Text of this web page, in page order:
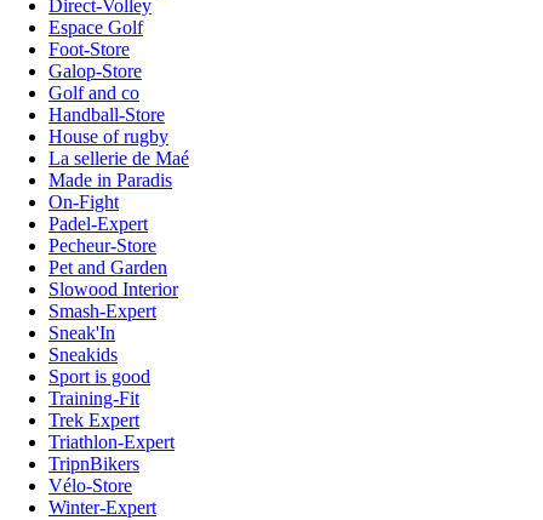
Direct-Volley
Espace Golf
Foot-Store
Galop-Store
Golf and co
Handball-Store
House of rugby
La sellerie de Maé
Made in Paradis
On-Fight
Padel-Expert
Pecheur-Store
Pet and Garden
Slowood Interior
Smash-Expert
Sneak'In
Sneakids
Sport is good
Training-Fit
Trek Expert
Triathlon-Expert
TripnBikers
Vélo-Store
Winter-Expert